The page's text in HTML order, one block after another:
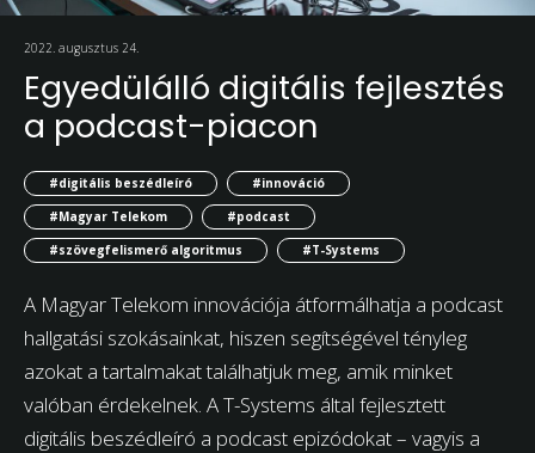
2022. augusztus 24.
Egyedülálló digitális fejlesztés
a podcast-piacon
#digitális beszédleíró
#innováció
#Magyar Telekom
#podcast
#szövegfelismerő algoritmus
#T-Systems
A Magyar Telekom innovációja átformálhatja a podcast
hallgatási szokásainkat, hiszen segítségével tényleg
azokat a tartalmakat találhatjuk meg, amik minket
valóban érdekelnek. A T-Systems által fejlesztett
digitális beszédleíró a podcast epizódokat – vagyis a